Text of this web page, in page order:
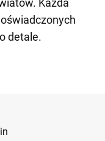
Każda
detale.